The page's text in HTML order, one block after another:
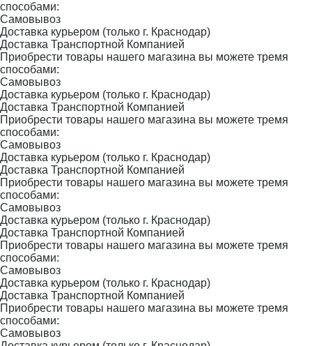
способами:
Самовывоз
Доставка курьером (только г. Краснодар)
Доставка Транспортной Компанией
Приобрести товары нашего магазина вы можете тремя
способами:
Самовывоз
Доставка курьером (только г. Краснодар)
Доставка Транспортной Компанией
Приобрести товары нашего магазина вы можете тремя
способами:
Самовывоз
Доставка курьером (только г. Краснодар)
Доставка Транспортной Компанией
Приобрести товары нашего магазина вы можете тремя
способами:
Самовывоз
Доставка курьером (только г. Краснодар)
Доставка Транспортной Компанией
Приобрести товары нашего магазина вы можете тремя
способами:
Самовывоз
Доставка курьером (только г. Краснодар)
Доставка Транспортной Компанией
Приобрести товары нашего магазина вы можете тремя
способами:
Самовывоз